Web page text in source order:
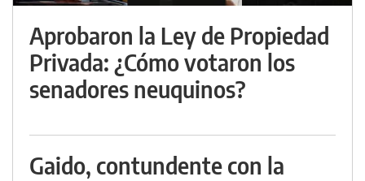
Aprobaron la Ley de Propiedad
Privada: ¿Cómo votaron los
senadores neuquinos?
Gaido, contundente con la